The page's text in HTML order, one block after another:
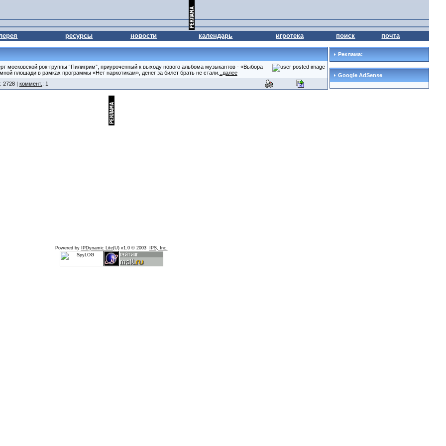
ресурсы новости календарь игротека поиск почта
московской рок-группы “Пилигрим”, приуроченный к выходу нового альбома музыкантов - «Выбора
плошади в рамках программы «Нет наркотикам», денег за билет брать не стали.
..далее
2728 | коммент. : 1
Реклама:
Google AdSense
Powered by IPDynamic Lite(U) v1.0 © 2003 IPS, Inc.